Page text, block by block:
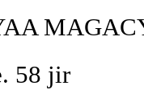
58 jir